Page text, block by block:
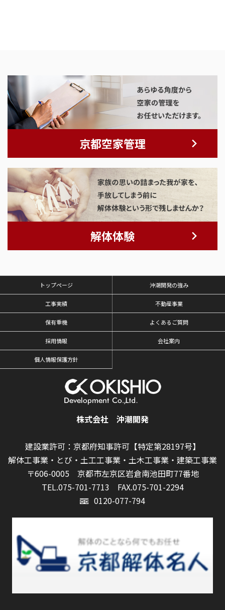
京都空家管理
解体体験
トップページ 沖潮開発の強み
工事実績 不動産事業
保有重機 よくあるご質問
採用情報 会社案内
個人情報保護方針
株式会社 沖潮開発
建設業許可：京都府知事許可【特定第28197号】
解体工事業・とび・土工工事業・土木工事業・建築工事業
〒606-0005 京都市左京区岩倉南池田町77番地
TEL.075-701-7713 FAX.075-701-2294
0120-077-794